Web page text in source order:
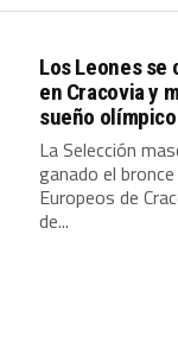
Los Leones se
en Cracovia y
sueño
La Selección
ganado el
Europeos de
de...